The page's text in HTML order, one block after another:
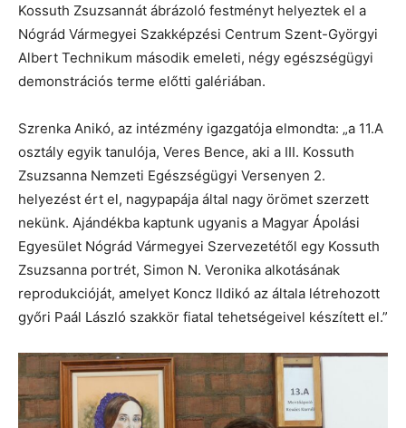
Kossuth Zsuzsannát ábrázoló festményt helyeztek el a
Nógrád Vármegyei Szakképzési Centrum Szent-Györgyi
Albert Technikum második emeleti, négy egészségügyi
demonstrációs terme előtti galériában.
Szrenka Anikó, az intézmény igazgatója elmondta: „a 11.A
osztály egyik tanulója, Veres Bence, aki a III. Kossuth
Zsuzsanna Nemzeti Egészségügyi Versenyen 2.
helyezést ért el, nagypapája által nagy örömet szerzett
nekünk. Ajándékba kaptunk ugyanis a Magyar Ápolási
Egyesület Nógrád Vármegyei Szervezetétől egy Kossuth
Zsuzsanna portrét, Simon N. Veronika alkotásának
reprodukcióját, amelyet Koncz Ildikó az általa létrehozott
győri Paál László szakkör fiatal tehetségeivel készített el.”